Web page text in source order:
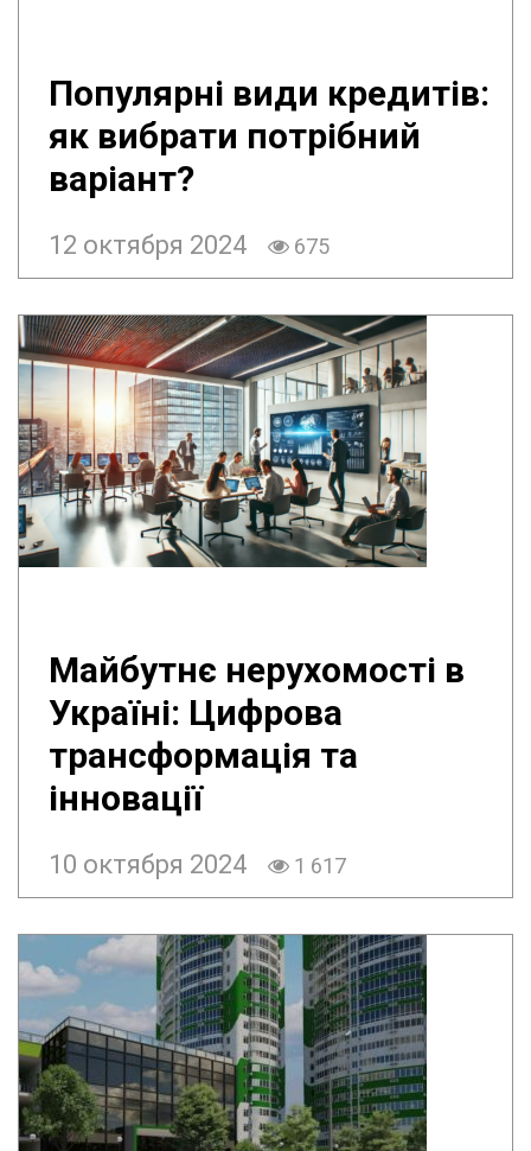
Популярні види кредитів:
як вибрати потрібний
варіант?
12 октября 2024 675
Майбутнє нерухомості в
Україні: Цифрова
трансформація та
інновації
10 октября 2024 1 617